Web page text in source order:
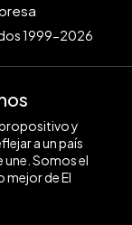
1999-2026
y
a un país
une. Somos el
mejor de El